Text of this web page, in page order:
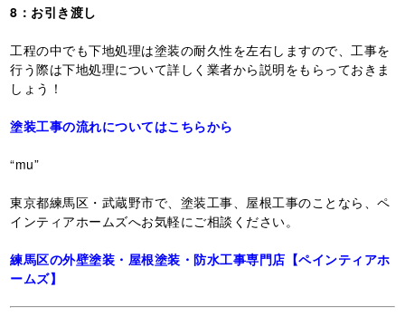
8：お引き渡し
工程の中でも下地処理は塗装の耐久性を左右しますので、工事を
行う際は下地処理について詳しく業者から説明をもらっておきま
しょう！
塗装工事の流れについてはこちらから
“mu”
東京都練馬区・武蔵野市で、塗装工事、屋根工事のことなら、ペ
インティアホームズへお気軽にご相談ください。
練馬区の外壁塗装・屋根塗装・防水工事専門店【ペインティアホ
ームズ】